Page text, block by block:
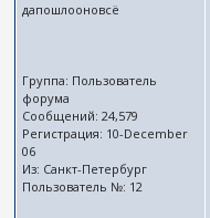
дапошлооновсё
Группа: Пользователь
форума
Сообщений: 24,579
Регистрация: 10-December
06
Из: Санкт-Петербург
Пользователь №: 12